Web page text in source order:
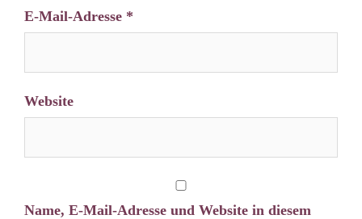
E-Mail-Adresse *
Website
Name, E-Mail-Adresse und Website in diesem